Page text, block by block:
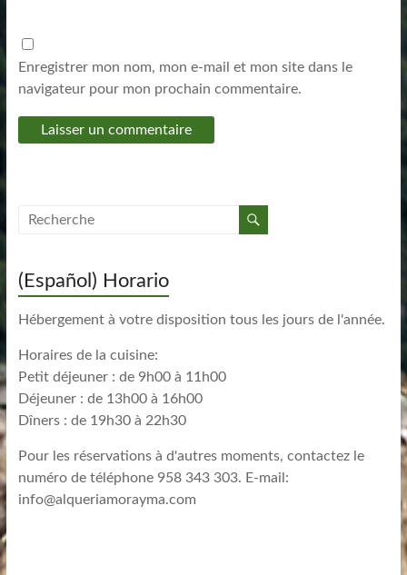
Enregistrer mon nom, mon e-mail et mon site dans le
navigateur pour mon prochain commentaire.
(Español) Horario
Hébergement à votre disposition tous les jours de l'année.
Horaires de la cuisine:
Petit déjeuner : de 9h00 à 11h00
Déjeuner : de 13h00 à 16h00
Dîners : de 19h30 à 22h30
Pour les réservations à d'autres moments, contactez le
numéro de téléphone 958 343 303. E-mail:
info@alqueriamorayma.com